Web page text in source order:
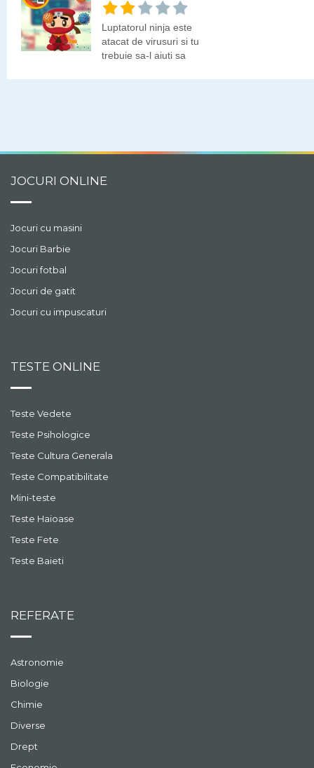
poarta sau obstacolul pe
Luptatorul ninja este
atacat de virusuri si tu
trebuie sa-l ajuti sa
JOCURI ONLINE
Jocuri cu masini
Jocuri Barbie
Jocuri fotbal
Jocuri de gatit
Jocuri cu impuscaturi
TESTE ONLINE
Teste Vedete
Teste Psihologice
Teste Cultura Generala
Teste Compatibilitate
Mini-teste
Teste Haioase
Teste Fete
Teste Baieti
REFERATE
Astronomie
Biologie
Chimie
Diverse
Drept